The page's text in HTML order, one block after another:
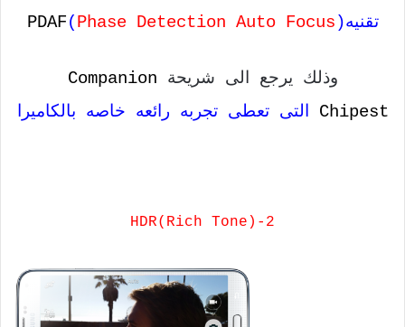
تقنيه(
PDAF(Phase Detection Auto Focus
وذلك يرجع الى شريحة Companion
Chipest التى تعطى تجربه رائعه خاصه بالكاميرا
2-(HDR(Rich Tone